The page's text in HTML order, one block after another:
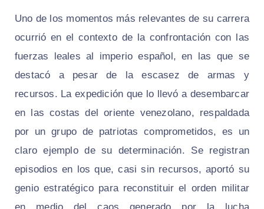
Uno de los momentos más relevantes de su carrera
ocurrió en el contexto de la confrontación con las
fuerzas leales al imperio español, en las que se
destacó a pesar de la escasez de armas y
recursos. La expedición que lo llevó a desembarcar
en las costas del oriente venezolano, respaldada
por un grupo de patriotas comprometidos, es un
claro ejemplo de su determinación. Se registran
episodios en los que, casi sin recursos, aportó su
genio estratégico para reconstituir el orden militar